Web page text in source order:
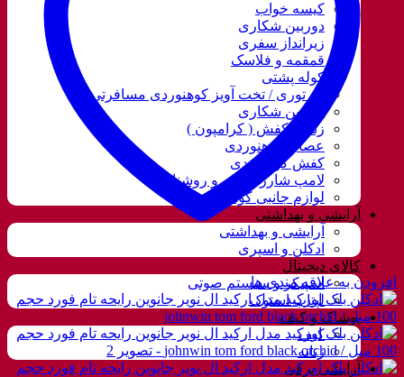
کیسه خواب
دوربین شکاری
زیرانداز سفری
قمقمه و فلاسک
کوله پشتی
ننو توری / تخت آویز کوهنوردی مسافرتی
دوربین شکاری
زنجیر کفش ( کرامپون )
عصای کوهنوردی
کفش کوهنوردی
لامپ شارژی، نور و روشنایی
لوازم جانبی کوهنوردی
آرایشی و بهداشتی
آرایشی و بهداشتی
ادکلن و اسپری
کالای دیجیتال
اسپیکر و سیستم صوتی
لپتاب استوک
پوشاک و کیف
کیف
زنانه
آرایشی برقی
افزودن به علاقه مندی ها